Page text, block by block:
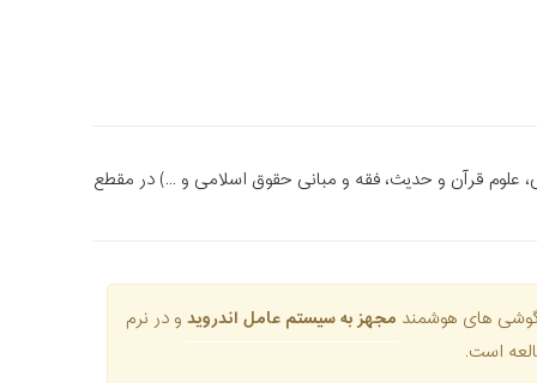
علوم قرآن و حدیث، فقه و مبانی حقوق اسلامی و ...) در مقطع
های هوشمند مجهز به سیستم عامل اندرویدو در نرم
است.